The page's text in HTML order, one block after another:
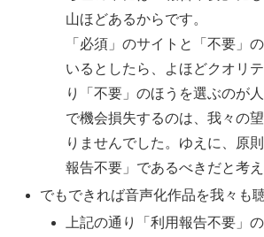
山ほどあるからです。
「必須」のサイトと「不要」
いるとしたら、よほどクオリ
り「不要」のほうを選ぶのが
で機会損失するのは、我々の
りませんでした。ゆえに、原
報告不要」であるべきだと考え
でもできれば音声化作品を我々も
上記の通り「利用報告不要」